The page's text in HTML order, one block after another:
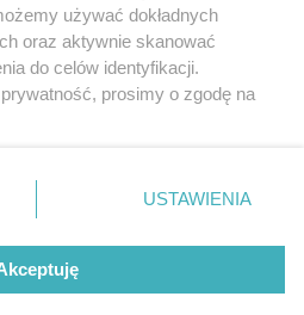
serwisy
Muzyka i kultura
Archiwum wydarzeń
Zdjęcia miasta
używać dokładnych
oraz aktywnie skanować
do celów identyfikacji.
prosimy o zgodę na
rogu strony
. Niektóre
będą miały zastosowania tylko
USTAWIENIA